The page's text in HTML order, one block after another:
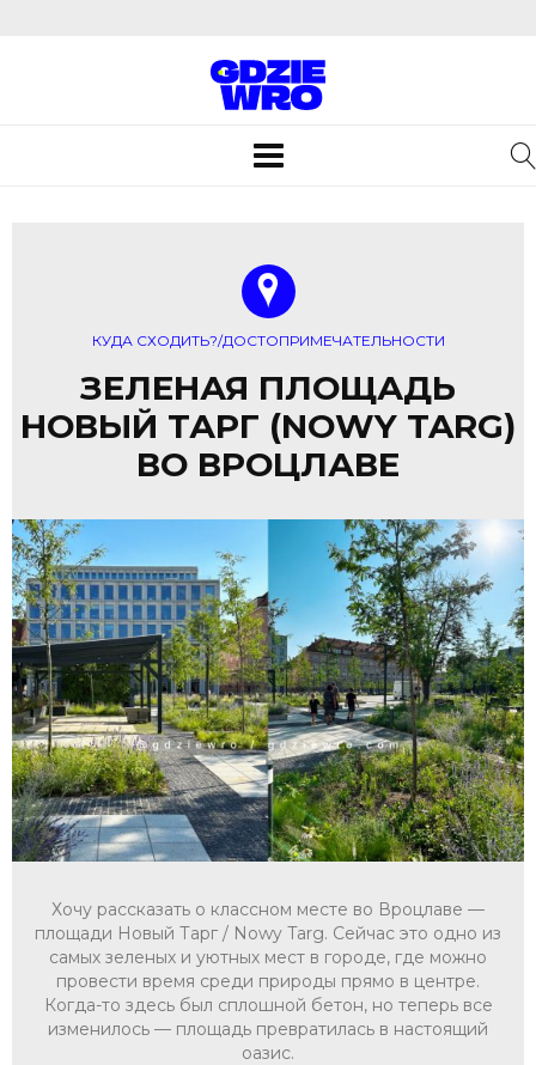
Toggle
КУДА СХОДИТЬ?/ДОСТОПРИМЕЧАТЕЛЬНОСТИ
ЗЕЛЕНАЯ ПЛОЩАДЬ
НОВЫЙ ТАРГ (NOWY TARG)
ВО ВРОЦЛАВЕ
Хочу рассказать о классном месте во Вроцлаве —
площади Новый Тарг / Nowy Targ. Сейчас это одно из
самых зеленых и уютных мест в городе, где можно
провести время среди природы прямо в центре.
Когда-то здесь был сплошной бетон, но теперь все
изменилось — площадь превратилась в настоящий
оазис.